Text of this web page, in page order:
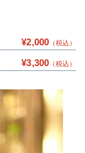
¥2,000 （税込）
¥3,300 （税込）